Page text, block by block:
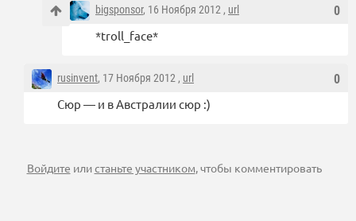
0
bigsponsor, 16 Ноября 2012 , url
*troll_face*
0
rusinvent, 17 Ноября 2012 , url
Сюр — и в Австралии сюр :)
Войдите илистаньте участником , чтобы комментировать